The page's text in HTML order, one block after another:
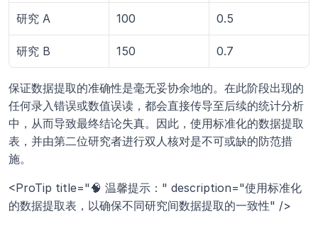
研究 A 100 0.5
研究 B 150 0.7
保证数据提取的准确性是毫无妥协余地的。在此阶段出现的
任何录入错误或数值误读，都会直接传导至后续的统计分析
中，从而导致最终结论失真。因此，使用标准化的数据提取
表，并由第二位研究者进行双人核对是不可或缺的防范措
施。
<ProTip title="🧠 温馨提示：" description="使用标准化
的数据提取表，以确保不同研究间数据提取的一致性" />